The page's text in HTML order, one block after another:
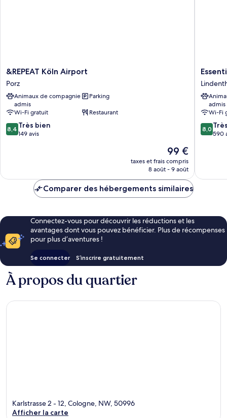
&REPEAT
Köln
Airport
Porz
&REPEAT Köln Airport
Porz
Animaux de compagnie
admis
Parking
Wi-Fi gratuit
Restaurant
8.4
sur
8,4 Très bien
149 avis
Le
nouveau
prix
de
99 €
taxes et frais compris
8 août - 9 août
Essential
by
Dorint
Köln
admis
Wi-Fi
8.0
sur
8,0
590
Comparer des hébergements similaires
Connectez-vous pour découvrir les réductions et les
avantages dont vous pouvez bénéficier. Plus de récompenses
pour plus d’aventures !
Se connecter S’inscrire gratuitement
À propos du quartier
Karlstrasse 2 - 12, Cologne, NW, 50996
Afficher la carte